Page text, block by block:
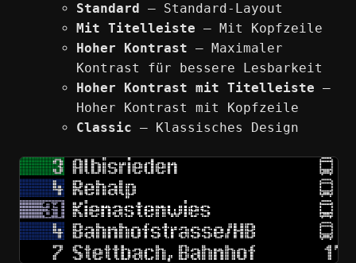
Standard — Standard-Layout
Mit Titelleiste — Mit Kopfzeile
Hoher Kontrast — Maximaler
Kontrast für bessere Lesbarkeit
Hoher Kontrast mit Titelleiste —
Hoher Kontrast mit Kopfzeile
Classic — Klassisches Design